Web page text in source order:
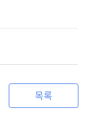
목록